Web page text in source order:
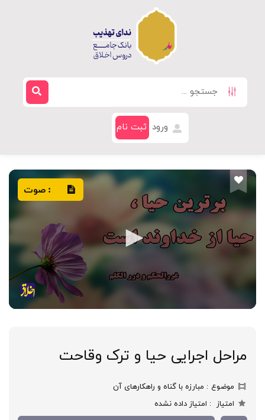
ورود ثبت نام
: صوت
مراحل اجرایی حیا و ترک وقاحت
موضوع
مبارزه با گناه و راهکارهای آن
امتیاز
امتیاز داده نشده